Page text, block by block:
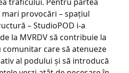
provocări – spaţiul
– StudioPOD i-a
la MVRDV să contribuie la
care să atenueze
al podului şi să introducă